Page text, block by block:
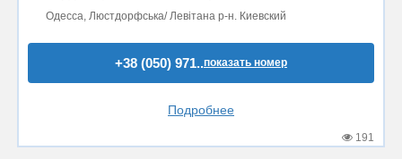
Одесса, Люстдорфська/ Левітана р-н. Киевский
+38 (050) 971..показать номер
Подробнее
191